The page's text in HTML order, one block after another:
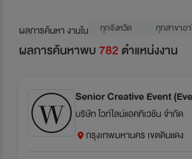
ผลการค้นหา งานใน ทุกจังหวัด ทุกสาขาอ
ผลการค้นหาพบ 782 ตำแหน่งงาน
Senior Creative Event
บริษัท ไวท์ไลน์แอคทิเวชัน จำกัด
กรุงเทพมหานคร เขตดินแดง